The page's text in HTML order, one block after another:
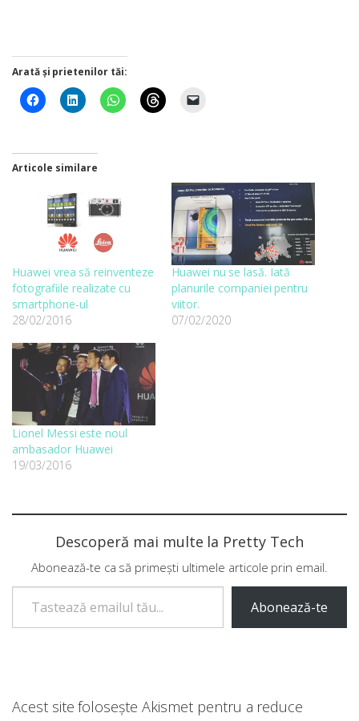
Arată și prietenilor tăi:
Articole similare
Huawei vrea să reinventeze
fotografiile realizate cu
smartphone-ul
28/02/2016
Huawei nu se lasă. Iată
planurile companiei pentru
viitor.
07/02/2020
Lionel Messi este noul
ambasador Huawei
19/03/2016
Descoperă mai multe la Pretty Tech
Abonează-te ca să primești ultimele articole prin email.
Tastează emailul tău...
Abonează-te
Acest site folosește Akismet pentru a reduce